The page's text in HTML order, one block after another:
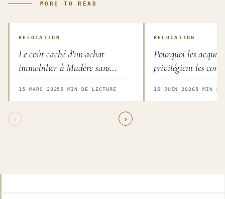
MORE TO READ
RELOCATION
Le coût caché d'un achat
immobilier à Madère sans
15 MARS 20255 MIN DE LECTURE
RELOCATION
Pourquoi les
privilégient les
international
15 JUIN 20265 MIN DE
‹ ›